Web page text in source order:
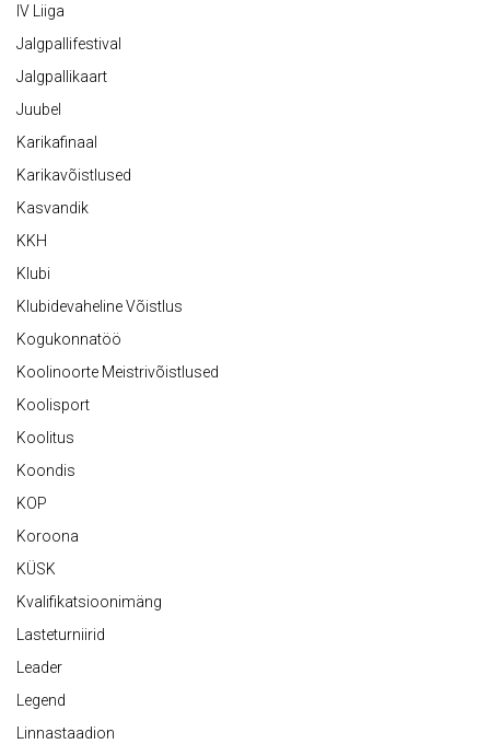
IV Liiga
Jalgpallifestival
Jalgpallikaart
Juubel
Karikafinaal
Karikavõistlused
Kasvandik
KKH
Klubi
Klubidevaheline Võistlus
Kogukonnatöö
Koolinoorte Meistrivõistlused
Koolisport
Koolitus
Koondis
KOP
Koroona
KÜSK
Kvalifikatsioonimäng
Lasteturniirid
Leader
Legend
Linnastaadion